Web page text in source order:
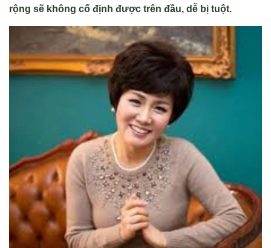
rộng sẽ không cố định được trên đầu, dễ bị tuột.